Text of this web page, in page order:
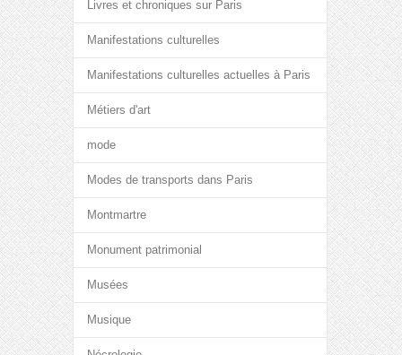
Livres et chroniques sur Paris
Manifestations culturelles
Manifestations culturelles actuelles à Paris
Métiers d'art
mode
Modes de transports dans Paris
Montmartre
Monument patrimonial
Musées
Musique